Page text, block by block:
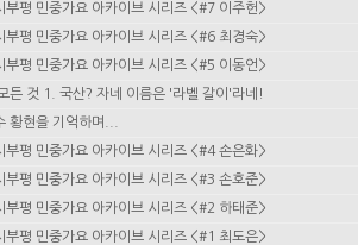
부평 민중가요 아카이브 시리즈 <#7 이주헌>
부평 민중가요 아카이브 시리즈 <#6 최경숙>
부평 민중가요 아카이브 시리즈 <#5 이동언>
든 것 1. 국산? 자네 이름은 '라벨 갈이'라네!
황현을 기억하며...
부평 민중가요 아카이브 시리즈 <#4 손은화>
부평 민중가요 아카이브 시리즈 <#3 손호준>
부평 민중가요 아카이브 시리즈 <#2 하태준>
부평 민중가요 아카이브 시리즈 <#1 최도은>